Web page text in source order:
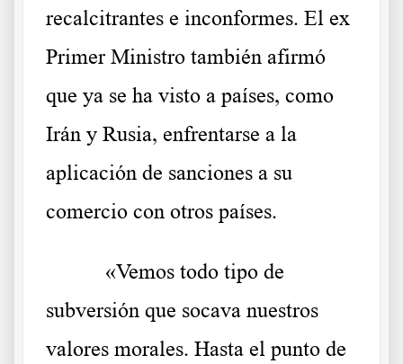
recalcitrantes e inconformes. El ex
Primer Ministro también afirmó
que ya se ha visto a países, como
Irán y Rusia, enfrentarse a la
aplicación de sanciones a su
comercio con otros países.
«Vemos todo tipo de
subversión que socava nuestros
valores morales. Hasta el punto de